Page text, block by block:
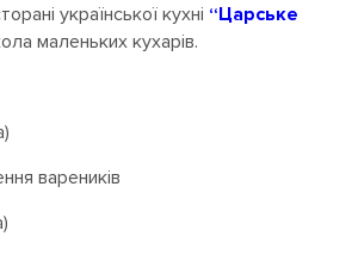
української кухні “Царське
маленьких кухарів.
вареників